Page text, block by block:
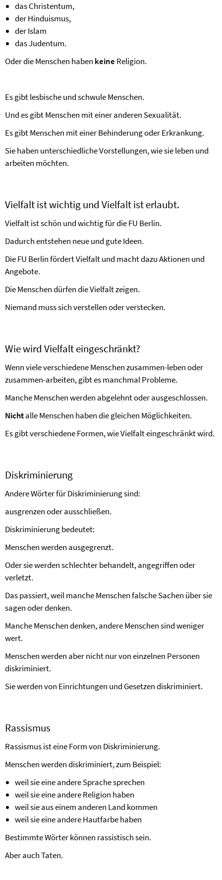
das Christentum,
der Hinduismus,
der Islam
das Judentum.
Oder die Menschen haben keine Religion.
Es gibt lesbische und schwule Menschen.
Und es gibt Menschen mit einer anderen Sexualität.
Es gibt Menschen mit einer Behinderung oder Erkrankung.
Sie haben unterschiedliche Vorstellungen, wie sie leben und
arbeiten möchten.
Vielfalt ist wichtig und Vielfalt ist erlaubt.
Vielfalt ist schön und wichtig für die FU Berlin.
Dadurch entstehen neue und gute Ideen.
Die FU Berlin fördert Vielfalt und macht dazu Aktionen und
Angebote.
Die Menschen dürfen die Vielfalt zeigen.
Niemand muss sich verstellen oder verstecken.
Wie wird Vielfalt eingeschränkt?
Wenn viele verschiedene Menschen zusammen-leben oder
zusammen-arbeiten, gibt es manchmal Probleme.
Manche Menschen werden abgelehnt oder ausgeschlossen.
Nichtalle Menschen haben die gleichen Möglichkeiten.
Es gibt verschiedene Formen, wie Vielfalt eingeschränkt wird.
Diskriminierung
Andere Wörter für Diskriminierung sind:
ausgrenzen oder ausschließen.
Diskriminierung bedeutet:
Menschen werden ausgegrenzt.
Oder sie werden schlechter behandelt, angegriffen oder
verletzt.
Das passiert, weil manche Menschen falsche Sachen über sie
sagen oder denken.
Manche Menschen denken, andere Menschen sind weniger
wert.
Menschen werden aber nicht nur von einzelnen Personen
diskriminiert.
Sie werden von Einrichtungen und Gesetzen diskriminiert.
Rassismus
Rassismus ist eine Form von Diskriminierung.
Menschen werden diskriminiert, zum Beispiel:
weil sie eine andere Sprache sprechen
weil sie eine andere Religion haben
weil sie aus einem anderen Land kommen
weil sie eine andere Hautfarbe haben
Bestimmte Wörter können rassistisch sein.
Aber auch Taten.